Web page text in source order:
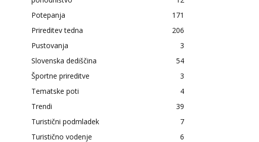
Potepanja
171
Prireditev tedna
206
Pustovanja
3
Slovenska dediščina
54
Športne prireditve
3
Tematske poti
4
Trendi
39
Turistični podmladek
7
Turistično vodenje
6